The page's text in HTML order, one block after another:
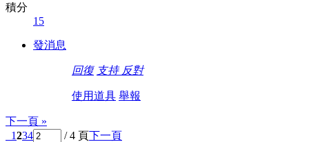
積分
15
發消息
回復 支持 反對
使用道具 舉報
下一頁 »
1234 / 4 頁下一頁